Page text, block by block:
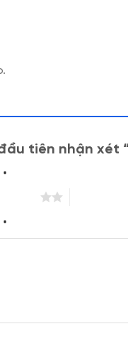
tiên nhận xét
*
*